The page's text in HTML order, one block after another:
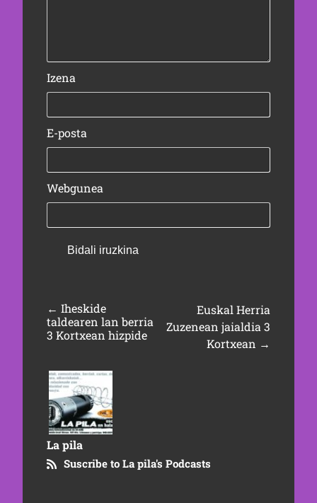
Izena
E-posta
Webgunea
← Iheskide
taldearen lan berria
3 Kortxean hizpide
Euskal Herria
Zuzenean jaialdia 3
Kortxean →
La pila
Suscribe to La pila's Podcasts